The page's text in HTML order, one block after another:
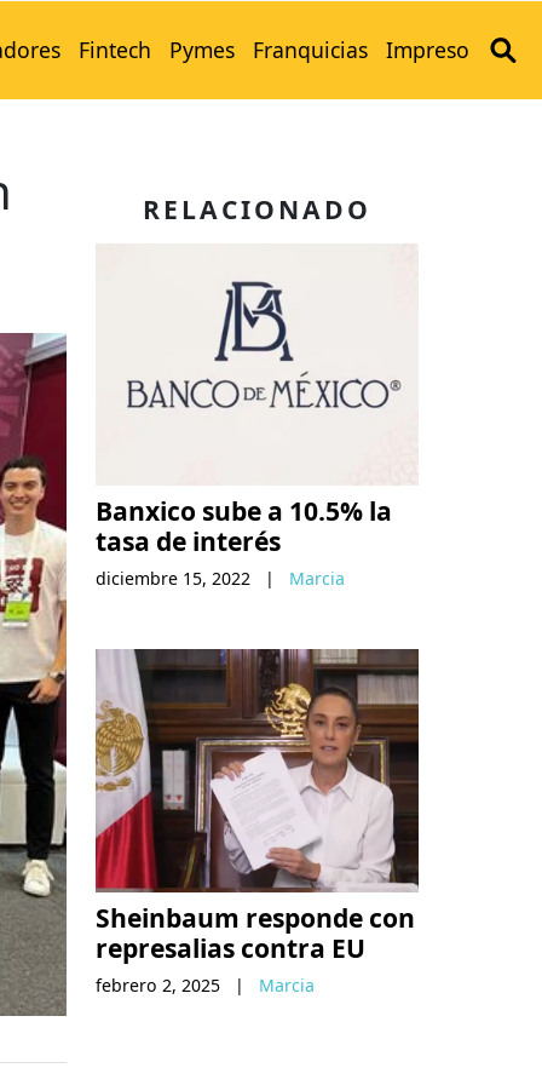
Fintech Pymes Franquicias Impreso
RELACIONADO
Banxico sube a 10.5% la
tasa de interés
diciembre 15, 2022 | Marcia
Sheinbaum responde con
represalias contra EU
febrero 2, 2025 | Marcia